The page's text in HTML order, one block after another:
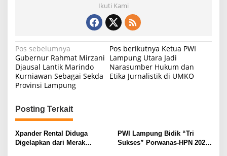
Ikuti Kami
N
a
v
g
a
s
Pos sebelumnya
Gubernur Rahmat Mirzani
Djausal Lantik Marindo
Kurniawan Sebagai Sekda
Provinsi Lampung
Pos berikutnya Ketua PWI
Lampung Utara Jadi
Narasumber Hukum dan
Etika Jurnalistik di UMKO
Posting Terkait
Xpander Rental Diduga
Digelapkan dari Merak
PWI Lampung Bidik “Tri
Sukses” Porwanas-HPN 2027: